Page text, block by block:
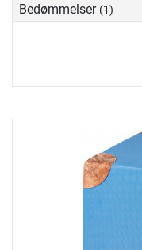
Bedømmelser (1)